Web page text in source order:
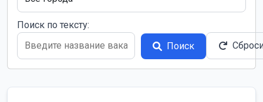
Поиск по тексту:
Поиск